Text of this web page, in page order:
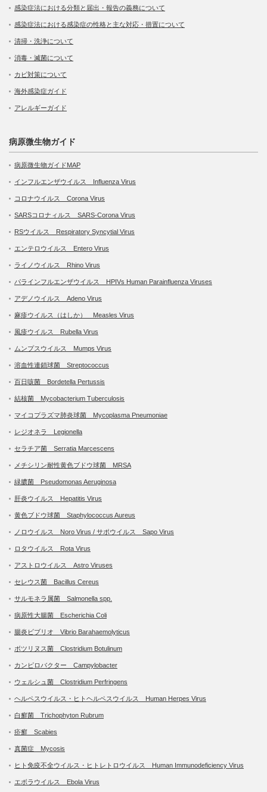
感染症法における分類と届出・報告の義務について
感染症法における感染症の性格と主な対応・措置について
清掃・洗浄について
消毒・滅菌について
カビ対策について
海外感染症ガイド
アレルギーガイド
病原微生物ガイド
病原微生物ガイドMAP
インフルエンザウイルス Influenza Virus
コロナウイルス Corona Virus
SARSコロナィルス SARS-Corona Virus
RSウイルス Respiratory Syncytial Virus
エンテロウイルス Entero Virus
ライノウイルス Rhino Virus
パラインフルエンザウイルス HPIVs Human Parainfluenza Viruses
アデノウイルス Adeno Virus
麻疹ウイルス（はしか） Measles Virus
風疹ウイルス Rubella Virus
ムンプスウイルス Mumps Virus
溶血性連鎖球菌 Streptococcus
百日咳菌 Bordetella Pertussis
結核菌 Mycobacterium Tuberculosis
マイコプラズマ肺炎球菌 Mycoplasma Pneumoniae
レジオネラ Legionella
セラチア菌 Serratia Marcescens
メチシリン耐性黄色ブドウ球菌 MRSA
緑膿菌 Pseudomonas Aeruginosa
肝炎ウイルス Hepatitis Virus
黄色ブドウ球菌 Staphylococcus Aureus
ノロウイルス Noro Virus / サポウイルス Sapo Virus
ロタウイルス Rota Virus
アストロウイルス Astro Viruses
セレウス菌 Bacillus Cereus
サルモネラ属菌 Salmonella spp.
病原性大腸菌 Escherichia Coli
腸炎ビブリオ Vibrio Barahaemolyticus
ボツリヌス菌 Clostridium Botulinum
カンピロバクター Campylobacter
ウェルシュ菌 Clostridium Perfringens
ヘルペスウイルス・ヒトヘルペスウイルス Human Herpes Virus
白癬菌 Trichophyton Rubrum
疥癬 Scabies
真菌症 Mycosis
ヒト免疫不全ウイルス・ヒトレトロウイルス Human Immunodeficiency Virus
エボラウイルス Ebola Virus